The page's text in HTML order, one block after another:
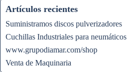
Artículos recientes
Suministramos discos pulverizadores
Cuchillas Industriales para neumáticos
www.grupodiamar.com/shop
Venta de Maquinaria